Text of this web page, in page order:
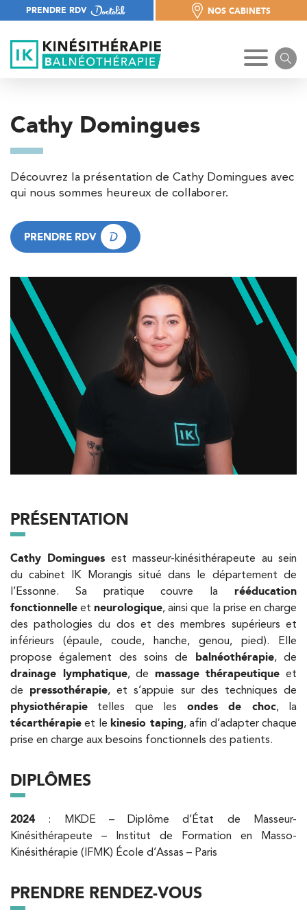
PRENDRE RDV
NOS CABINETS
NOS CABINETS
Cathy Domingues
Découvrez la présentation de Cathy Domingues avec
qui nous sommes heureux de collaborer.
PRENDRE RDV
PRENDRE RDV
PRÉSENTATION
Cathy Domingues est masseur-kinésithérapeute au sein
du cabinet IK Morangis situé dans le département de
l’Essonne. Sa pratique couvre la rééducation
fonctionnelle etneurologique, ainsi que la prise en charge
des pathologies du dos et des membres supérieurs et
inférieurs (épaule, coude, hanche, genou, pied). Elle
propose également des soins de balnéothérapie, de
drainage lymphatique, de massage thérapeutique et
de pressothérapie, et s’appuie sur des techniques de
physiothérapie telles que les ondes de choc, la
técarthérapie et lekinesio taping, afin d’adapter chaque
prise en charge aux besoins fonctionnels des patients.
DIPLÔMES
2024 : MKDE – Diplôme d’État de Masseur-
Kinésithérapeute – Institut de Formation en Masso-
Kinésithérapie (IFMK) École d’Assas – Paris
PRENDRE RENDEZ-VOUS
kinésithérapie IK
Besoin d’Imagerie Médicale à Antony ? IRM, scanner,
échographie, infiltrations, radiologie… Olympe Imagerie
vous reçoit dans des délais courts sur le Centre Olympe
Santé, même bâtiment que votre kinésithérapeute !
Filtrer les
8 Avenue de Camoens 75116 Paris
PRENDRE RDV
PRENDRE RDV
Kinésithérapie
IK Paris 6 – Cassette
1 Rue Cassette 75006 Paris
1 Rue Cassette 75006 Paris
01 42 84 06 95
PRENDRE RDV
Kinésithérapie
IK Boulogne – 92
Billancourt
Kinésithérapie